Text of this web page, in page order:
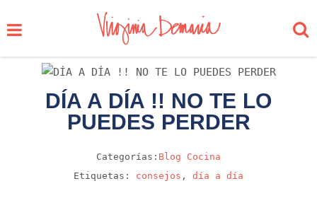
DÍA A DÍA !! NO TE LO
PUEDES PERDER
Categorías: Blog
Cocina
Etiquetas: consejos , día a día